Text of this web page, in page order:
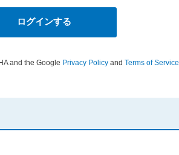
and the Google Privacy Policy and Terms of Service